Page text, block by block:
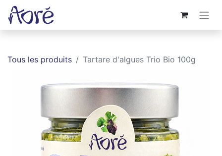
Tous les produits Tartare d'algues Trio Bio 100g